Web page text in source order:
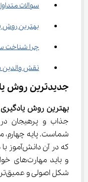
سوالات
بهترین روش
چرا شناخت
نقش والدین
جدیدترین روش
بهترین روش
جذاب و پرهیجان در
و باید
شکل اصولی و عمیق‌تر فراگیرد.